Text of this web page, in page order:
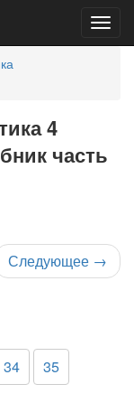
4
часть
Следующее →
34 35